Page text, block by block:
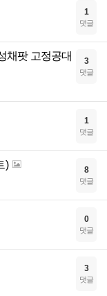
1
댓글
채팟 고정공대
3
댓글
1
댓글
) 8
댓글
0
댓글
3
댓글